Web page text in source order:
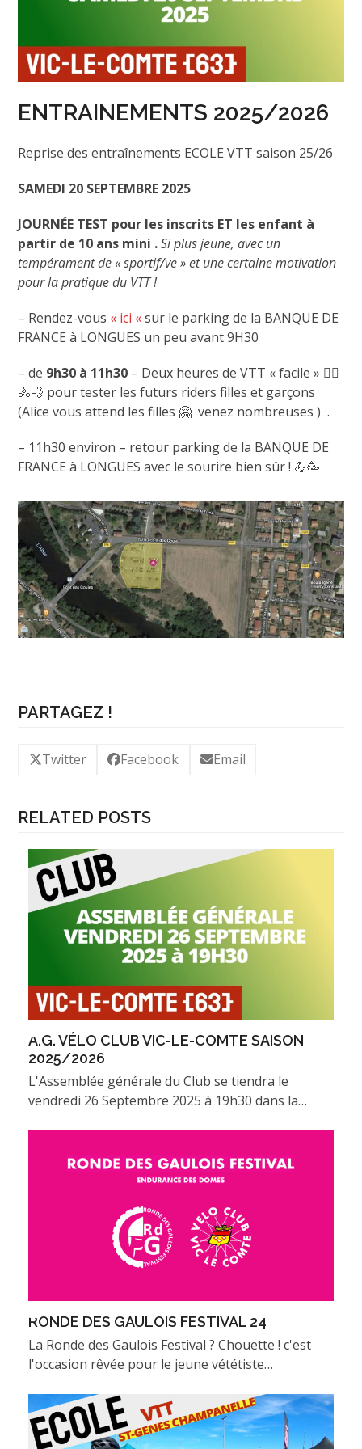
ENTRAINEMENTS 2025/2026
Reprise des entraînements ECOLE VTT saison 25/26
SAMEDI 20 SEPTEMBRE 2025
JOURNÉE TEST pour les inscrits ET les enfant à
partir de 10 ans mini .Si plus jeune, avec un
tempérament de « sportif/ve » et une certaine motivation
pour la pratique du VTT !
– Rendez-vous « ici «sur le parking de la BANQUE DE
FRANCE à LONGUES un peu avant 9H30
– de 9h30 à 11h30 – Deux heures de VTT « facile » 🚴‍♀️
🚴💨 pour tester les futurs riders filles et garçons
(Alice vous attend les filles 🤗 venez nombreuses ) .
– 11h30 environ – retour parking de la BANQUE DE
FRANCE à LONGUES avec le sourire bien sûr ! 💪🥳
PARTAGEZ !
Twitter Facebook Email
RELATED POSTS
A.G. VÉLO CLUB VIC-LE-COMTE SAISON
2025/2026
L'Assemblée générale du Club se tiendra le
vendredi 26 Septembre 2025 à 19h30 dans la…
RONDE DES GAULOIS FESTIVAL 24
La Ronde des Gaulois Festival ? Chouette ! c'est
l'occasion rêvée pour le jeune vététiste…